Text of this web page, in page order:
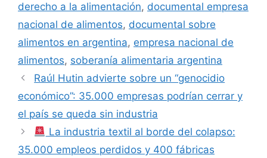
derecho a la alimentación, documental empresa
nacional de alimentos, documental sobre
alimentos en argentina, empresa nacional de
alimentos, soberanía alimentaria argentina
Raúl Hutin advierte sobre un “genocidio
económico”: 35.000 empresas podrían cerrar y
el país se queda sin industria
La industria textil al borde del colapso:
35.000 empleos perdidos y 400 fábricas